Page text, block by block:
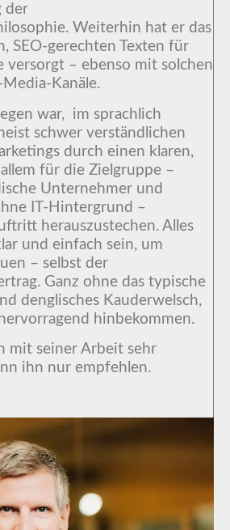
der
Weiterhin hat er das
SEO-gerechten Texten für
versorgt – ebenso mit solchen
Kanäle.
war, im sprachlich
schwer verständlichen
durch einen klaren,
für die Zielgruppe –
Unternehmer und
IT-Hintergrund –
herauszustechen. Alles
und einfach sein, um
– selbst der
Ganz ohne das typische
denglisches Kauderwelsch,
hinbekommen.
mit seiner Arbeit sehr
ihn nur empfehlen.